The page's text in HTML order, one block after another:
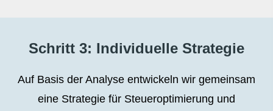
Schritt 3: Individuelle Strategie
Auf Basis der Analyse entwickeln wir gemeinsam
eine Strategie für Steueroptimierung und